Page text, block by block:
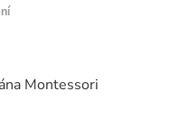
Montessori